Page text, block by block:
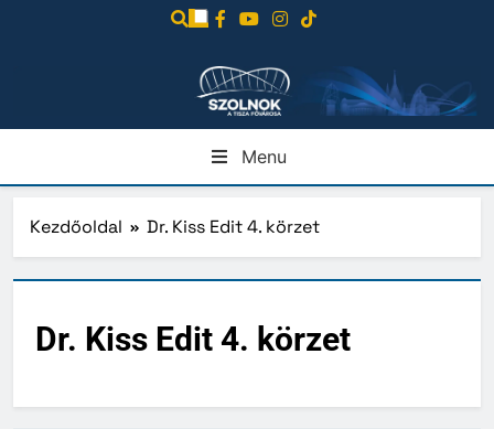
Menu
Kezdőoldal Dr. Kiss Edit 4. körzet
Dr. Kiss Edit 4. körzet